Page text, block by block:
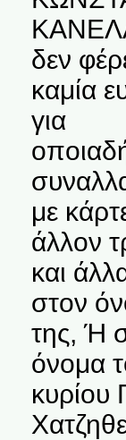
δεν
καμία
για
με
άλλον
και
στον
της, Ή
όνομα
κυρίου